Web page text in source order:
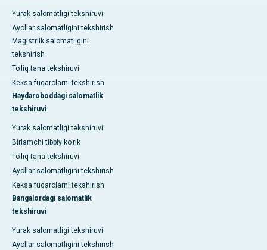
Yurak salomatligi tekshiruvi
Ayollar salomatligini tekshirish
Magistrlik salomatligini
tekshirish
To'liq tana tekshiruvi
Keksa fuqarolarni tekshirish
Haydaroboddagi salomatlik
tekshiruvi
Yurak salomatligi tekshiruvi
Birlamchi tibbiy ko'rik
To'liq tana tekshiruvi
Ayollar salomatligini tekshirish
Keksa fuqarolarni tekshirish
Bangalordagi salomatlik
tekshiruvi
Yurak salomatligi tekshiruvi
Ayollar salomatligini tekshirish